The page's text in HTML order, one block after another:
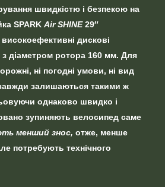
швидкістю і безпекою на
SPARK Air SHINE29″
високоефективні дискові
з діаметром ротора 160 мм. Для
ні погодні умови, ні вид
залишаються такими ж
однаково швидко і
зупиняють велосипед саме
менший знос, отже, менше
потребують технічного